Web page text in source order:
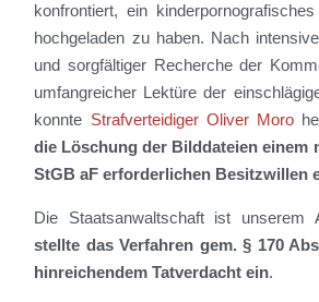
konfrontiert, ein
hochgeladen zu haben. Nach
und sorgfältiger Recherche der
umfangreicher Lektüre der
konnte Strafverteidiger Oliver Moro
die Löschung der Bilddateien einem
StGB aF erforderlichen Besitzwillen
Die Staatsanwaltschaft ist unserem
stellte das Verfahren gem. § 170
hinreichendem Tatverdacht ein.